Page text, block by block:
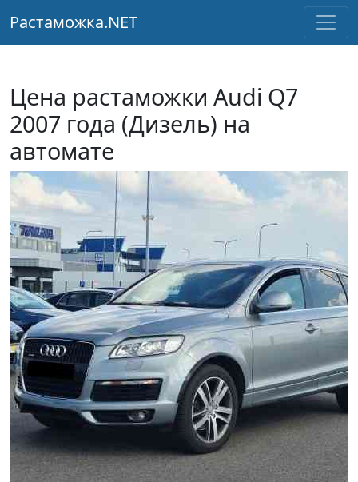
Растаможка.NET
Цена растаможки Audi Q7
2007 года (Дизель) на
автомате